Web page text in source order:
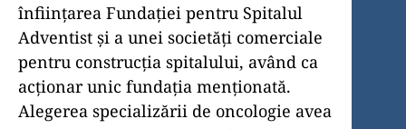
înființarea Fundației pentru Spitalul
Adventist și a unei societăți comerciale
pentru construcția spitalului, având ca
acționar unic fundația menționată.
Alegerea specializării de oncologie avea